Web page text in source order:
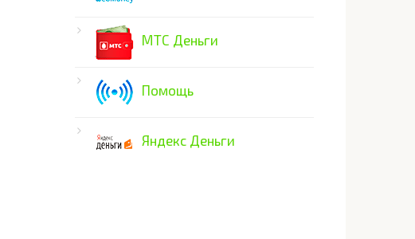
МТС Деньги
Помощь
Яндекс Деньги